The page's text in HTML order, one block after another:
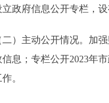
立政府信息公开专栏，
二）主动公开情况。加
信息；专栏公开2023年
。